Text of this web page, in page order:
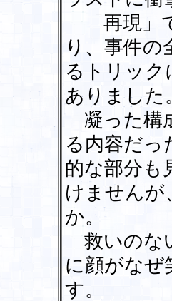
「再現」
り、事件
るトリック
ありました
凝った構
る内容だっ
的な部分も
けませんが
か。
救いのな
に顔がなぜ
す。